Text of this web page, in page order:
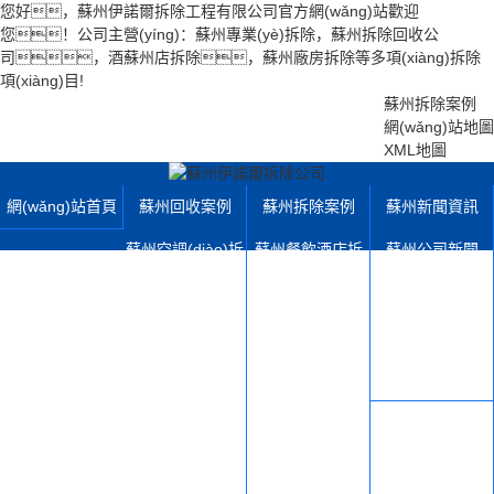
您好，蘇州伊諾爾拆除工程有限公司官方網(wǎng)站歡迎
您！公司主營(yíng)：蘇州專業(yè)拆除，蘇州拆除回收公
司，酒蘇州店拆除，蘇州廠房拆除等多項(xiàng)拆除
項(xiàng)目!
蘇州拆除案例
網(wǎng)站地圖
XML地圖
網(wǎng)站首頁 蘇州回收案例
蘇州空調(diào)拆
蘇州拆除案例
蘇州餐飲酒店拆
蘇州新聞資訊
蘇州公司新聞